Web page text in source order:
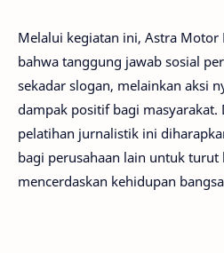
Melalui kegiatan ini, Astra Motor
bahwa tanggung jawab sosial
sekadar slogan, melainkan aksi
dampak positif bagi masyarakat.
pelatihan jurnalistik ini
bagi perusahaan lain untuk turut
mencerdaskan kehidupan